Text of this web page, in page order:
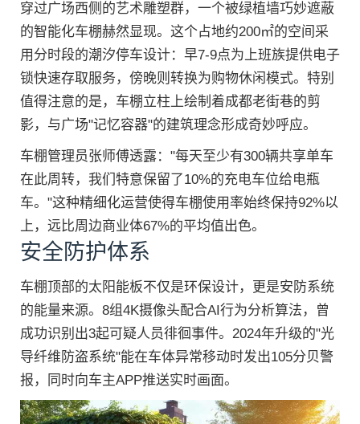
穿过广场西侧的艺术雕塑群，一个被绿植墙巧妙遮蔽
的智能化车棚赫然显现。这个占地约200㎡的空间采
用分时段的潮汐停车设计：早7-9点为上班族提供电子
锁快速存取服务，傍晚则转换为购物休闲模式。特别
值得注意的是，车棚立柱上绘制着成都老街巷的剪
影，与广场"记忆容器"的建筑理念形成奇妙呼应。
车棚管理员张师傅透露："每天至少有300辆共享单车
在此周转，我们特意保留了10%的充电车位给电瓶
车。"这种精细化运营使得车棚使用率始终保持92%以
上，远比周边商业体67%的平均值出色。
安全防护体系
车棚顶部的太阳能板不仅是环保设计，更是安防系统
的能量来源。8组4K摄像头配合AI行为分析算法，曾
成功识别出3起可疑人员徘徊事件。2024年升级的"光
导纤维防盗系统"能在车体异常移动时发出105分贝警
报，同时向车主APP推送实时画面。